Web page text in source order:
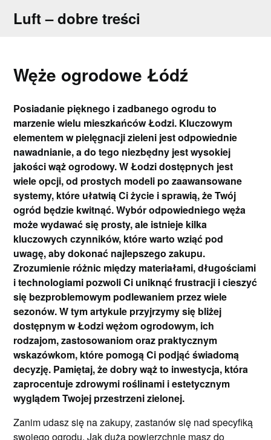
Luft – dobre treści
Węże ogrodowe Łódź
Posiadanie pięknego i zadbanego ogrodu to
marzenie wielu mieszkańców Łodzi. Kluczowym
elementem w pielęgnacji zieleni jest odpowiednie
nawadnianie, a do tego niezbędny jest wysokiej
jakości wąż ogrodowy. W Łodzi dostępnych jest
wiele opcji, od prostych modeli po zaawansowane
systemy, które ułatwią Ci życie i sprawią, że Twój
ogród będzie kwitnąć. Wybór odpowiedniego węża
może wydawać się prosty, ale istnieje kilka
kluczowych czynników, które warto wziąć pod
uwagę, aby dokonać najlepszego zakupu.
Zrozumienie różnic między materiałami, długościami
i technologiami pozwoli Ci uniknąć frustracji i cieszyć
się bezproblemowym podlewaniem przez wiele
sezonów. W tym artykule przyjrzymy się bliżej
dostępnym w Łodzi wężom ogrodowym, ich
rodzajom, zastosowaniom oraz praktycznym
wskazówkom, które pomogą Ci podjąć świadomą
decyzję. Pamiętaj, że dobry wąż to inwestycja, która
zaprocentuje zdrowymi roślinami i estetycznym
wyglądem Twojej przestrzeni zielonej.
Zanim udasz się na zakupy, zastanów się nad specyfiką
swojego ogrodu. Jak dużą powierzchnię masz do